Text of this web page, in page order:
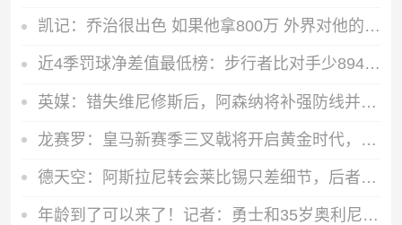
凯记：乔治很出色 如果他拿800万 外界对他的风评就截然不同
近4季罚球净差值最低榜：步行者比对手少894个罚球最低 雷霆第5低
英媒：错失维尼修斯后，阿森纳将补强防线并追求孔萨
龙赛罗：皇马新赛季三叉戟将开启黄金时代，配置强到爆炸，太猛了
德天空：阿斯拉尼转会莱比锡只差细节，后者将激活2500万欧解约金
年龄到了可以来了！记者：勇士和35岁奥利尼克就潜在签约进行接触